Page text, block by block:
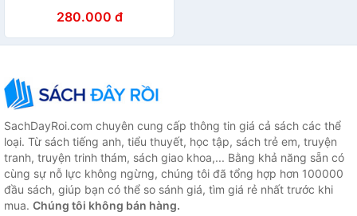
Fellows - Sách tiếng anh
280.000 đ
SachDayRoi.com chuyên cung cấp thông tin giá cả sách các thể
loại. Từ sách tiếng anh, tiểu thuyết, học tập, sách trẻ em, truyện
tranh, truyện trinh thám, sách giao khoa,... Bằng khả năng sẵn có
cùng sự nỗ lực không ngừng, chúng tôi đã tổng hợp hơn 100000
đầu sách, giúp bạn có thể so sánh giá, tìm giá rẻ nhất trước khi
mua. Chúng tôi không bán hàng.